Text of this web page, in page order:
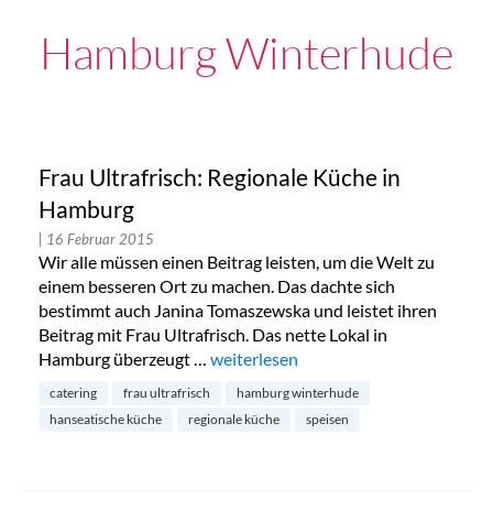
Hamburg Winterhude
Frau Ultrafrisch: Regionale Küche in
Hamburg
| 16 Februar 2015
Wir alle müssen einen Beitrag leisten, um die Welt zu
einem besseren Ort zu machen. Das dachte sich
bestimmt auch Janina Tomaszewska und leistet ihren
Beitrag mit Frau Ultrafrisch. Das nette Lokal in
Hamburg überzeugt … „Frau Ultrafrisch: Regionale Küche in
weiterlesen
catering frau ultrafrisch
hamburg winterhude
hanseatische küche
regionale küche speisen